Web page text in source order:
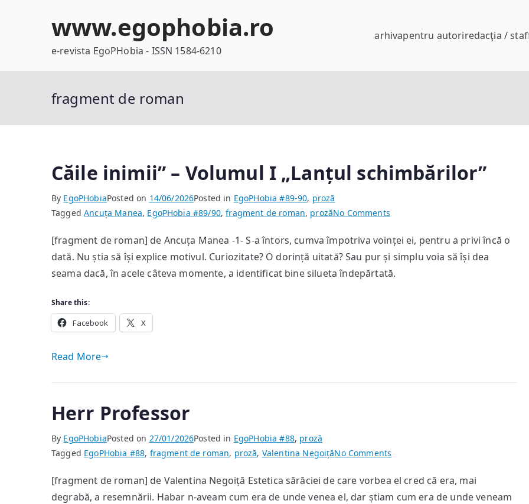
www.egophobia.ro
e-revista EgoPHobia - ISSN 1584-6210
arhivapentru autoriredacţia /
fragment de roman
Căile inimii” – Volumul I „Lanțul schimbărilor”
By EgoPHobiaPosted on 14/06/2026Posted in EgoPHobia #89-90, proză
TaggedAncuța Manea, EgoPHobia #89/90,fragment de roman, prozăNo Commentson
inimii”
–
Volumul
[fragment de roman] de Ancuța Manea -1- S-a întors, cumva împotriva voinței ei, pentru a privi încă o
dată. Nu știa să își explice motivul. Curiozitate? O dorință uitată? Sau pur și simplu voia să își dea
seama dacă, în acele câteva momente, a identificat bine silueta îndepărtată.
Share this:
Facebook X
Read More
Herr Professor
By EgoPHobiaPosted on 27/01/2026Posted in EgoPHobia #88, proză
Tagged EgoPHobia #88, fragment de roman, proză, Valentina NegoițăNo Comments
Professor
[fragment de roman] de Valentina Negoiță Estetica sărăciei de care vorbea el cred că era, mai
degrabă, a resemnării. Habar n-aveam cum era de unde venea el, dar știam cum era de unde veneam